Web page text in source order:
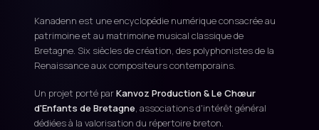
Kanadenn est une encyclopédie numérique consacrée au
patrimoine et au matrimoine musical classique de
Bretagne. Six siècles de création, des polyphonistes de la
Renaissance aux compositeurs contemporains.
Un projet porté parKanvoz Production & Le Chœur
d'Enfants de Bretagne, associations d'intérêt général
dédiées à la valorisation du répertoire breton.